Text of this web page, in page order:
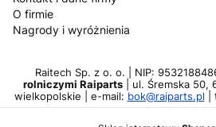
O firmie
Nagrody i wyróżnienia
Raitech Sp. z o. o. | NIP:
rolniczymi Raiparts | ul. Śremska 50,
wielkopolskie | e-mail: bok@raiparts.pl|